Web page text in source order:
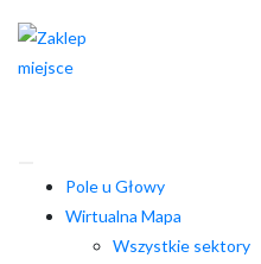
Pole u Głowy
Wirtualna Mapa
Wszystkie sektory